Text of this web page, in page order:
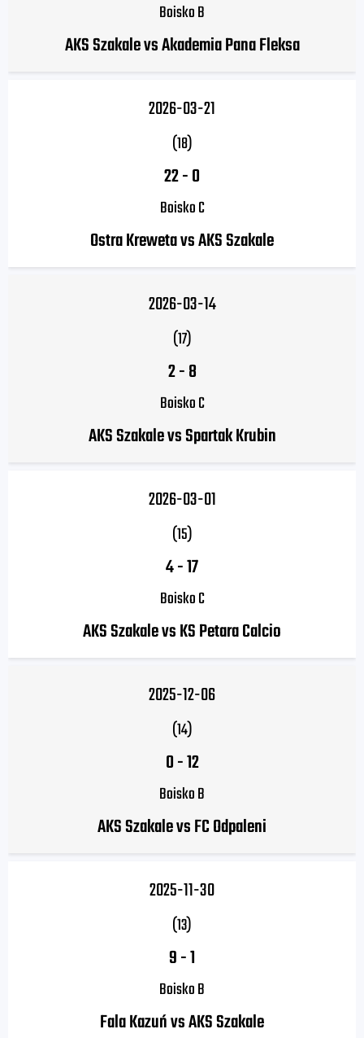
Boisko B
AKS Szakale vs Akademia Pana Fleksa
2026-03-21
(18)
22-0
Boisko C
Ostra Kreweta vs AKS Szakale
2026-03-14
(17)
2-8
Boisko C
AKS Szakale vs Spartak Krubin
2026-03-01
(15)
4-17
Boisko C
AKS Szakale vs KS Petara Calcio
2025-12-06
(14)
0-12
Boisko B
AKS Szakale vs FC Odpaleni
2025-11-30
(13)
9-1
Boisko B
Fala Kazuń vs AKS Szakale